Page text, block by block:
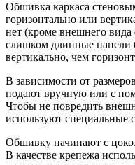
Обшивка каркаса
горизонтально или
нет (кроме внешнего
слишком длинные панели
вертикально, чем
В зависимости от
подают вручную или с
Чтобы не повредить
используют специальные
Обшивку начинают с
В качестве крепежа